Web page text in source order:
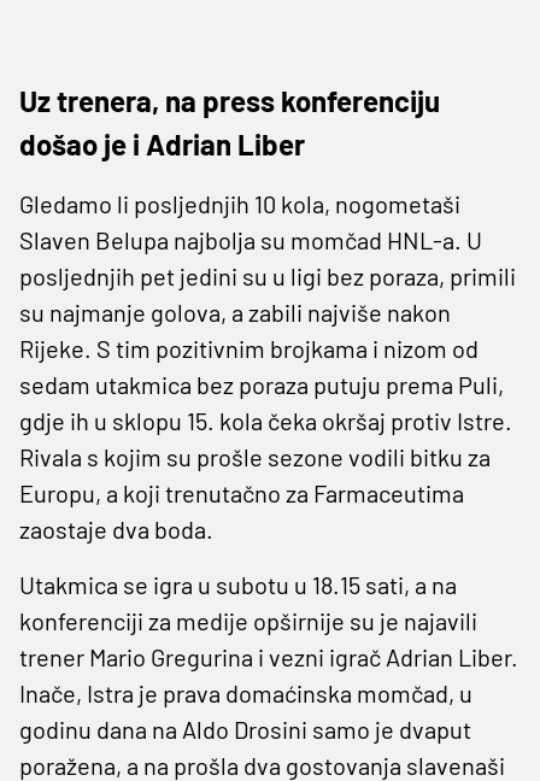
Uz trenera, na press konferenciju
došao je i Adrian Liber
Gledamo li posljednjih 10 kola, nogometaši
Slaven Belupa najbolja su momčad HNL-a. U
posljednjih pet jedini su u ligi bez poraza, primili
su najmanje golova, a zabili najviše nakon
Rijeke. S tim pozitivnim brojkama i nizom od
sedam utakmica bez poraza putuju prema Puli,
gdje ih u sklopu 15. kola čeka okršaj protiv Istre.
Rivala s kojim su prošle sezone vodili bitku za
Europu, a koji trenutačno za Farmaceutima
zaostaje dva boda.
Utakmica se igra u subotu u 18.15 sati, a na
konferenciji za medije opširnije su je najavili
trener Mario Gregurina i vezni igrač Adrian Liber.
Inače, Istra je prava domaćinska momčad, u
godinu dana na Aldo Drosini samo je dvaput
poražena, a na prošla dva gostovanja slavenaši